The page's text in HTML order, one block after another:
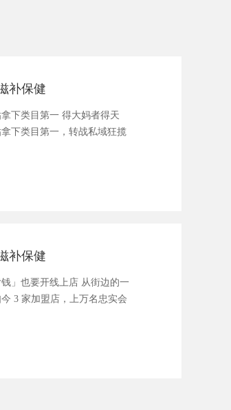
补保健
下类目第一 得大妈者得天
下类目第一，转战私域狂揽
补保健
」也要开线上店 从街边的一
3 家加盟店，上万名忠实会